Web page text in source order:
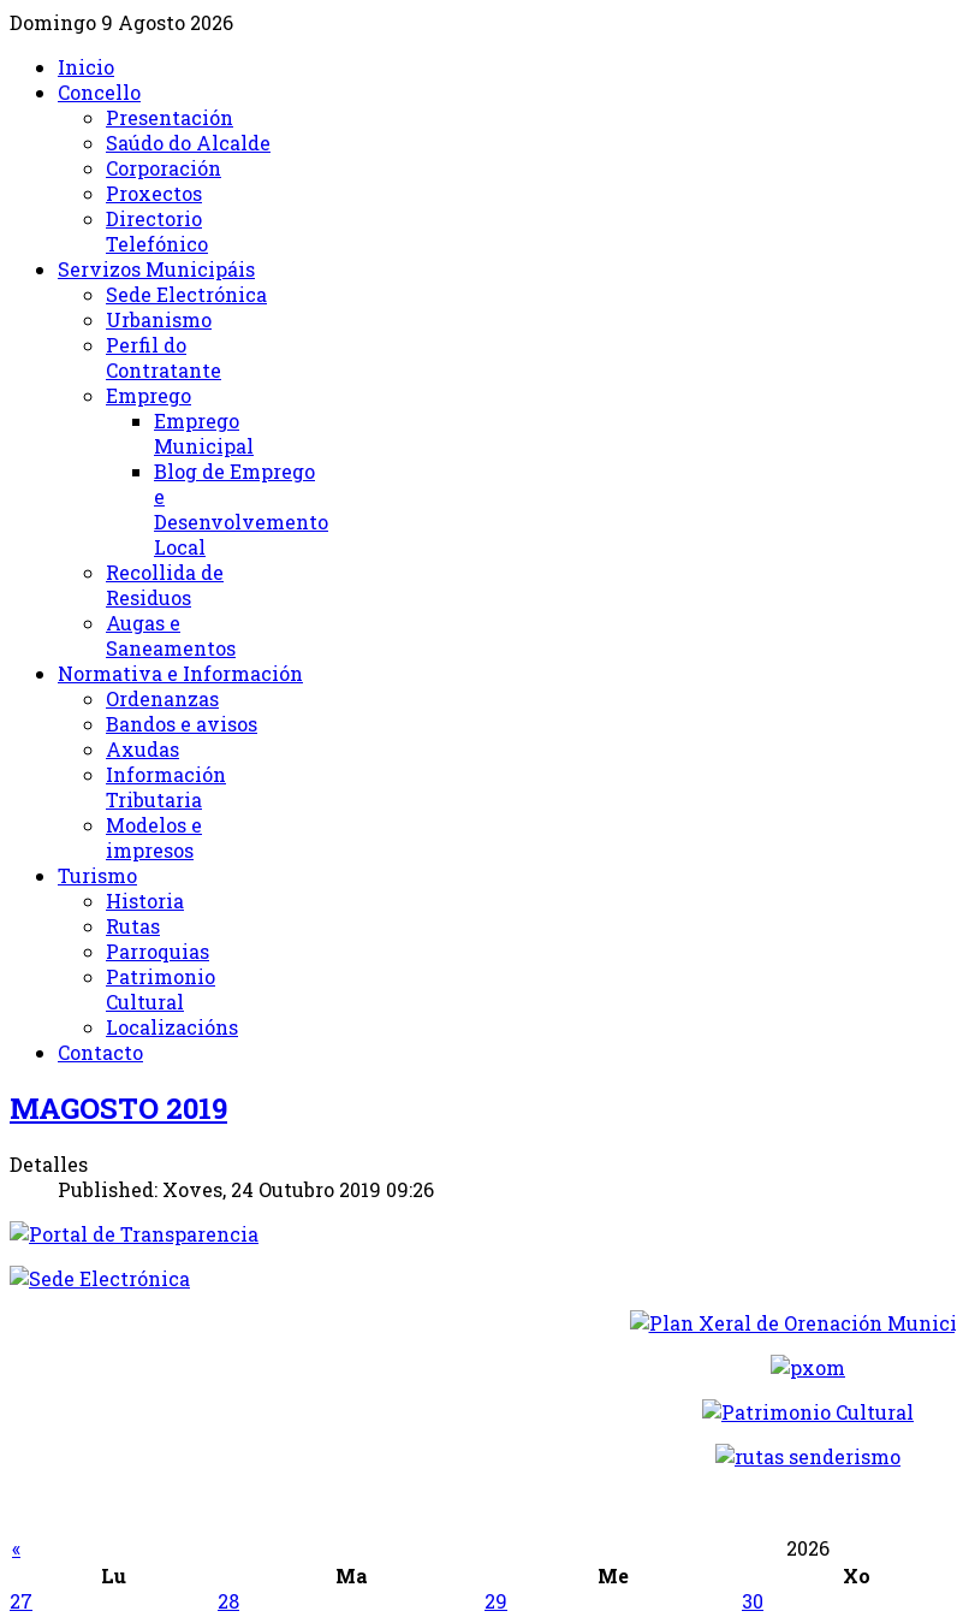
Domingo 9 Agosto 2026
Inicio
Concello
Presentación
Saúdo do Alcalde
Corporación
Proxectos
Directorio
Telefónico
Servizos Municipáis
Sede Electrónica
Urbanismo
Perfil do
Contratante
Emprego
Emprego
Municipal
Blog de Emprego
e
Desenvolvemento
Local
Recollida de
Residuos
Augas e
Saneamentos
Normativa e Información
Ordenanzas
Bandos e avisos
Axudas
Información
Tributaria
Modelos e
impresos
Turismo
Historia
Rutas
Parroquias
Patrimonio
Cultural
Localizacións
Contacto
MAGOSTO 2019
Detalles
Published: Xoves, 24 Outubro 2019 09:26
« 2026
Lu
Ma Me Xo
27
28 29 30